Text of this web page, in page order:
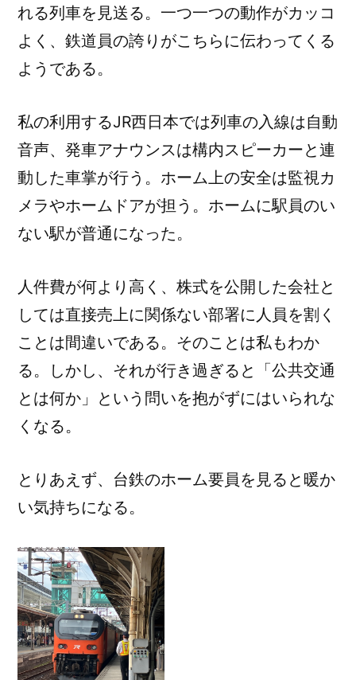
れる列車を見送る。一つ一つの動作がカッコ
よく、鉄道員の誇りがこちらに伝わってくる
ようである。
私の利用するJR西日本では列車の入線は自動
音声、発車アナウンスは構内スピーカーと連
動した車掌が行う。ホーム上の安全は監視カ
メラやホームドアが担う。ホームに駅員のい
ない駅が普通になった。
人件費が何より高く、株式を公開した会社と
しては直接売上に関係ない部署に人員を割く
ことは間違いである。そのことは私もわか
る。しかし、それが行き過ぎると「公共交通
とは何か」という問いを抱がずにはいられな
くなる。
とりあえず、台鉄のホーム要員を見ると暖か
い気持ちになる。